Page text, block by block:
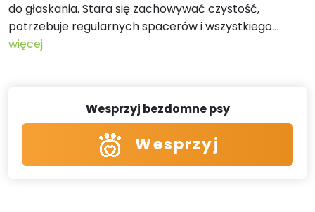
do głaskania. Stara się zachowywać czystość,
potrzebuje regularnych spacerów i wszystkiego...
więcej
Wesprzyj bezdomne psy
Wesprzyj